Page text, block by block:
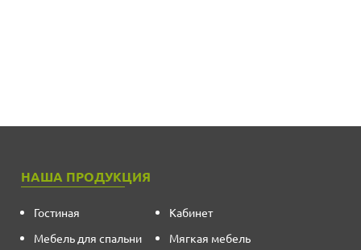
НАША ПРОДУКЦИЯ
Гостиная
Мебель для спальни
Кабинет
Мягкая мебель